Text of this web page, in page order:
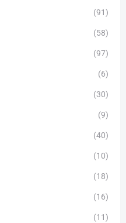
(91)
(58)
(97)
(6)
(30)
(9)
(40)
(10)
(18)
(16)
(11)